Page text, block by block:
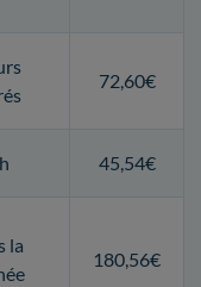
72,60€
45,54€
la
180,56€